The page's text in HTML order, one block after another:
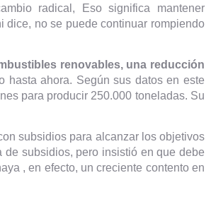
radical, Eso significa mantener
dice, no se puede continuar rompiendo
renovables, una reducción
hasta ahora. Según sus datos en este
para producir 250.000 toneladas. Su
subsidios para alcanzar los objetivos
subsidios, pero insistió en que debe
, en efecto, un creciente contento en